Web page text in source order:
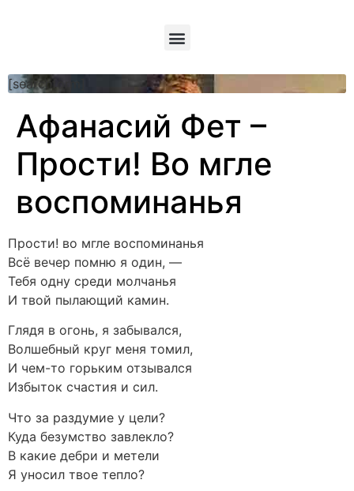
[searchform]
Афанасий Фет –
Прости! Во мгле
воспоминанья
Прости! во мгле воспоминанья
Всё вечер помню я один, —
Тебя одну среди молчанья
И твой пылающий камин.
Глядя в огонь, я забывался,
Волшебный круг меня томил,
И чем-то горьким отзывался
Избыток счастия и сил.
Что за раздумие у цели?
Куда безумство завлекло?
В какие дебри и метели
Я уносил твое тепло?